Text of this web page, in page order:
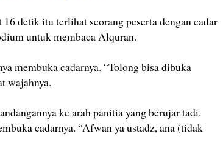
detik itu terlihat seorang peserta dengan cadar
untuk membaca Alquran.
membuka cadarnya. “Tolong bisa dibuka
wajahnya.
ke arah panitia yang berujar tadi.
cadarnya. “Afwan ya ustadz, ana (tidak